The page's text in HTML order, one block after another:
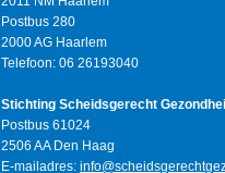
Postbus 280
2000 AG Haarlem
Telefoon: 06 26193040
Stichting Scheidsgerecht
Postbus 61024
2506 AA Den Haag
E-mailadres: